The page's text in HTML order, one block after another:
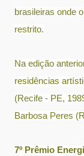
brasileiras onde
restrito.
Na edição
residências
(Recife - PE,
Barbosa Peres
7º Prêmio